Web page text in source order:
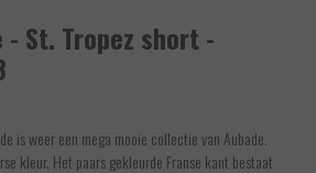
- St. Tropez short -
is weer een mega mooie collectie van Aubade.
kleur. Het paars gekleurde Franse kant bestaat